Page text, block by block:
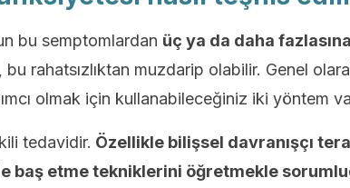
bu semptomlardan üç ya da daha
bu rahatsızlıktan muzdarip olabilir. Genel
olmak için kullanabileceğiniz iki yöntem
tedavidir. Özellikle bilişsel davranışçı
baş etme tekniklerini öğretmekle